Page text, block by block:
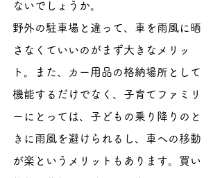
ないでしょうか。
野外の駐車場と違って、車を雨風に晒
さなくていいのがまず大きなメリッ
ト。また、カー用品の格納場所として
機能するだけでなく、子育てファミリ
ーにとっては、子どもの乗り降りのと
きに雨風を避けられるし、車への移動
が楽というメリットもあります。買い